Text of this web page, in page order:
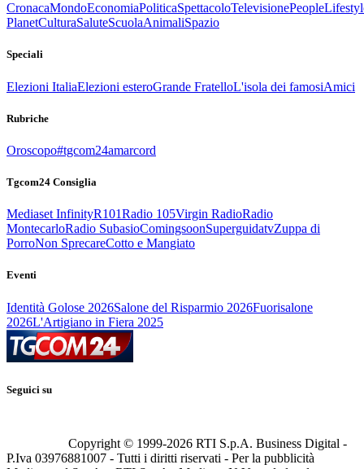
CronacaMondoEconomiaPoliticaSpettacoloTelevisionePeople
PlanetCulturaSaluteScuolaAnimaliSpazio
Speciali
Elezioni ItaliaElezioni esteroGrande FratelloL'isola dei famosiAmici
Rubriche
Oroscopo#tgcom24amarcord
Tgcom24 Consiglia
Mediaset InfinityR101Radio 105Virgin RadioRadio
MontecarloRadio SubasioComingsoonSuperguidatvZuppa di
PorroNon SprecareCotto e Mangiato
Eventi
Identità Golose 2026Salone del Risparmio 2026Fuorisalone
2026L'Artigiano in Fiera 2025
Seguici su
Copyright © 1999-2026 RTI S.p.A. Business Digital -
P.Iva 03976881007 - Tutti i diritti riservati - Per la pubblicità